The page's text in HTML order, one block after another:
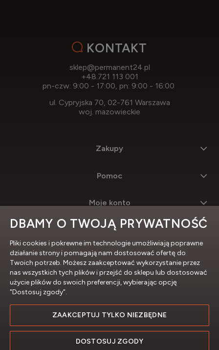
KONTAKT
sklep@permanent24.pl
+48.721 113 001
pn-czw: 9:00 - 17:00, pn: 9:00 - 16:00
ul. Cypryjska 70, 02-761 Warszawa
woj. mazowieckie
Zakupy
Pomoc
Moje konto
Informacje
Profesjonalne sklepy internetowe
DBAMY O TWOJĄ PRYWATNOŚĆ
Pliki cookies i pokrewne im technologie umożliwiają poprawne
działanie strony i pomagają nam dostosować ofertę do
Twoich potrzeb. Możesz zaakceptować wykorzystanie przez
nas wszystkich tych plików i przejść do sklepu lub dostosować
użycie plików do swoich preferencji, wybierając opcję
"Dostosuj zgody".
ZAAKCEPTUJ TYLKO NIEZBĘDNE
DOSTOSUJ ZGODY